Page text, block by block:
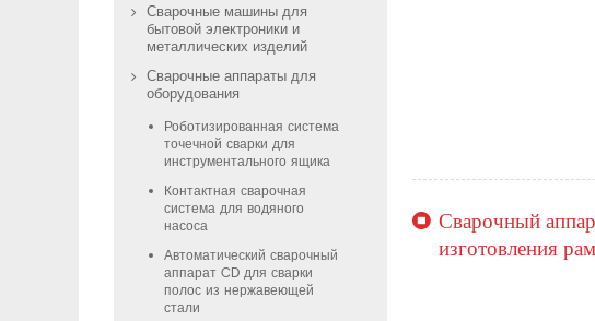
Сварочный
изготовления
Сварочные машины для
бытовой электроники и
металлических изделий
Сварочные аппараты для
оборудования
Роботизированная система
точечной сварки для
инструментального ящика
Контактная сварочная
система для водяного
насоса
Автоматический сварочный
аппарат CD для сварки
полос из нержавеющей
стали